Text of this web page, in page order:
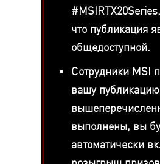
что публикация
общедоступной.
Сотрудники MSI
вашу
выполнены, вы
автоматически